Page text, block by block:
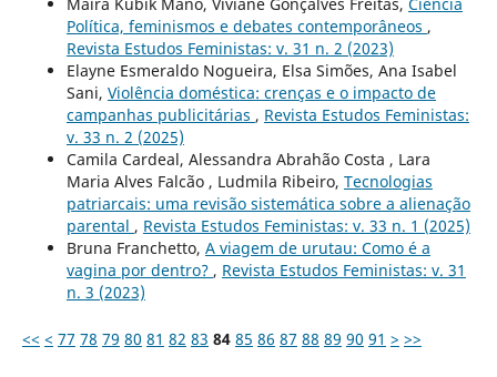
Política, feminismos e debates contemporâneos ,
Revista Estudos Feministas: v. 31 n. 2 (2023)
Elayne Esmeraldo Nogueira, Elsa Simões, Ana Isabel
Sani, Violência doméstica: crenças e o impacto de
campanhas publicitárias , Revista Estudos Feministas:
v. 33 n. 2 (2025)
Camila Cardeal, Alessandra Abrahão Costa , Lara
Maria Alves Falcão , Ludmila Ribeiro, Tecnologias
patriarcais: uma revisão sistemática sobre a alienação
parental , Revista Estudos Feministas: v. 33 n. 1 (2025)
Bruna Franchetto, A viagem de urutau: Como é a
vagina por dentro? , Revista Estudos Feministas: v. 31
n. 3 (2023)
<< < 77 78 79 80 81 82 83 84 85 86 87 88 89 90 91 > >>